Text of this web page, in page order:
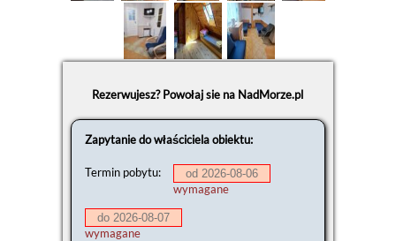
Rezerwujesz? Powołaj sie na NadMorze.pl
Zapytanie do właściciela obiektu:
Termin pobytu:
wymagane
wymagane